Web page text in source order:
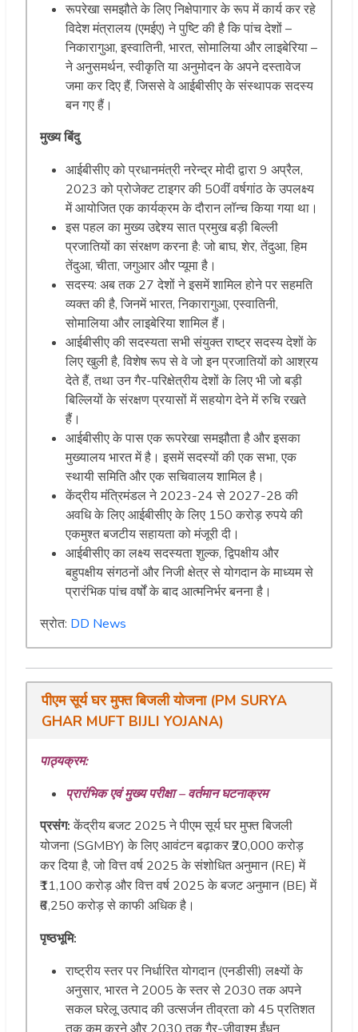
रूपरेखा समझौते के लिए निक्षेपागार के रूप में कार्य कर रहे
विदेश मंत्रालय (एमईए) ने पुष्टि की है कि पांच देशों –
निकारागुआ, इस्वातिनी, भारत, सोमालिया और लाइबेरिया –
ने अनुसमर्थन, स्वीकृति या अनुमोदन के अपने दस्तावेज
जमा कर दिए हैं, जिससे वे आईबीसीए के संस्थापक सदस्य
बन गए हैं।
मुख्य बिंदु
आईबीसीए को प्रधानमंत्री नरेन्द्र मोदी द्वारा 9 अप्रैल,
2023 को प्रोजेक्ट टाइगर की 50वीं वर्षगांठ के उपलक्ष्य
में आयोजित एक कार्यक्रम के दौरान लॉन्च किया गया था।
इस पहल का मुख्य उद्देश्य सात प्रमुख बड़ी बिल्ली
प्रजातियों का संरक्षण करना है: जो बाघ, शेर, तेंदुआ, हिम
तेंदुआ, चीता, जगुआर और प्यूमा है।
सदस्य: अब तक 27 देशों ने इसमें शामिल होने पर सहमति
व्यक्त की है, जिनमें भारत, निकारागुआ, एस्वातिनी,
सोमालिया और लाइबेरिया शामिल हैं।
आईबीसीए की सदस्यता सभी संयुक्त राष्ट्र सदस्य देशों के
लिए खुली है, विशेष रूप से वे जो इन प्रजातियों को आश्रय
देते हैं, तथा उन गैर-परिक्षेत्रीय देशों के लिए भी जो बड़ी
बिल्लियों के संरक्षण प्रयासों में सहयोग देने में रुचि रखते
हैं।
आईबीसीए के पास एक रूपरेखा समझौता है और इसका
मुख्यालय भारत में है। इसमें सदस्यों की एक सभा, एक
स्थायी समिति और एक सचिवालय शामिल है।
केंद्रीय मंत्रिमंडल ने 2023-24 से 2027-28 की
अवधि के लिए आईबीसीए के लिए 150 करोड़ रुपये की
एकमुश्त बजटीय सहायता को मंजूरी दी।
आईबीसीए का लक्ष्य सदस्यता शुल्क, द्विपक्षीय और
बहुपक्षीय संगठनों और निजी क्षेत्र से योगदान के माध्यम से
प्रारंभिक पांच वर्षों के बाद आत्मनिर्भर बनना है।
स्रोत: DD News
पीएम सूर्य घर मुफ्त बिजली योजना (PM SURYA
GHAR MUFT BIJLI YOJANA)
पाठ्यक्रम:
प्रारंभिक एवं मुख्य परीक्षा – वर्तमान घटनाक्रम
प्रसंग:केंद्रीय बजट 2025 ने पीएम सूर्य घर मुफ्त बिजली
योजना (SGMBY) के लिए आवंटन बढ़ाकर ₹20,000 करोड़
कर दिया है, जो वित्त वर्ष 2025 के संशोधित अनुमान (RE) में
₹11,100 करोड़ और वित्त वर्ष 2025 के बजट अनुमान (BE) में
₹6,250 करोड़ से काफी अधिक है।
पृष्ठभूमि:
राष्ट्रीय स्तर पर निर्धारित योगदान (एनडीसी) लक्ष्यों के
अनुसार, भारत ने 2005 के स्तर से 2030 तक अपने
सकल घरेलू उत्पाद की उत्सर्जन तीव्रता को 45 प्रतिशत